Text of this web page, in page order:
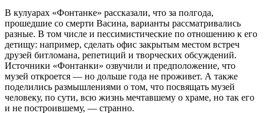
В кулуарах «Фонтанке» рассказали, что за полгода,
прошедшие со смерти Васина, варианты рассматривались
разные. В том числе и пессимистические по отношению к его
детищу: например, сделать офис закрытым местом встреч
друзей битломана, репетиций и творческих обсуждений.
Источники «Фонтанки» озвучили и предположение, что
музей откроется — но дольше года не проживет. А также
поделились размышлениями о том, что посвящать музей
человеку, по сути, всю жизнь мечтавшему о храме, но так его
и не построившему, — странно.